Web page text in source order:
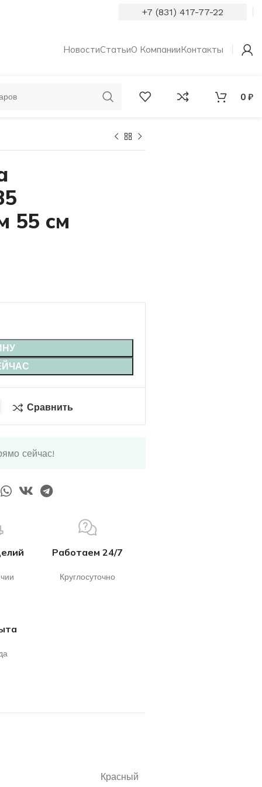
+7 (831) 417-77-22
НовостиСтатьиО КомпанииКонтакты
ОБРУЧАЛЬНЫЕ
КОЛЬЦА С
0 ₽
55 см
Сравнить
сейчас!
Работаем 24/7
Круглосуточно
Красный